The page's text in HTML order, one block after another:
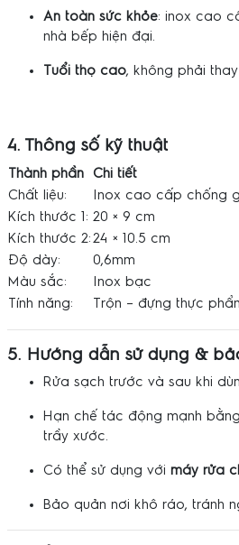
An toàn sức khỏe: inox cao
nhà bếp hiện đại.
Tuổi thọ cao, không phải
4. Thông số kỹ thuật
Thành phần
Chi tiết
Chất liệu:
Inox cao cấp chống
Kích thước 1: 20 × 9 cm
Kích thước 2: 24 × 10.5 cm
Độ dày:
0,6mm
Màu sắc:
Inox bạc
Tính năng:
Trộn – đựng thực
5. Hướng dẫn sử dụng &
Rửa sạch trước và sau khi
Hạn chế tác động mạnh
trầy xước.
Có thể sử dụng với máy rửa
Bảo quản nơi khô ráo, tránh